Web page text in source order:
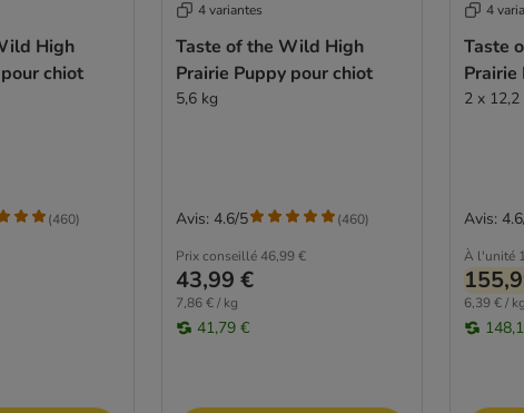
High
chiot
(460)
4 variantes
Taste of the Wild High
Prairie Puppy pour chiot
5,6 kg
Prix conseillé 46,99 €
43,99 €
7,86 € / kg
41,79 €
Avis: 4.6/5 (460)
4
Taste
Prairie
2 x 12,2
À l'unité
6,39 € / kg
Avis: